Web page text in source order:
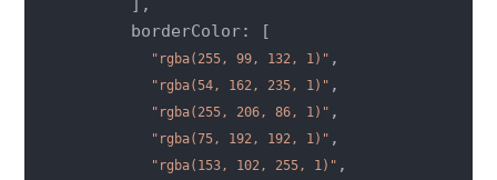
      ],
      borderColor: [
"rgba(255, 99, 132, 1)" ,
"rgba(54, 162, 235, 1)" ,
"rgba(255, 206, 86, 1)" ,
"rgba(75, 192, 192, 1)" ,
"rgba(153, 102, 255, 1)" ,